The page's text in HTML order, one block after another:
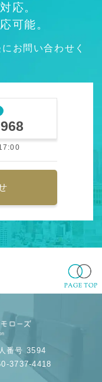
応。
可能。
お問い合わせく
番号 3594
3737-4418